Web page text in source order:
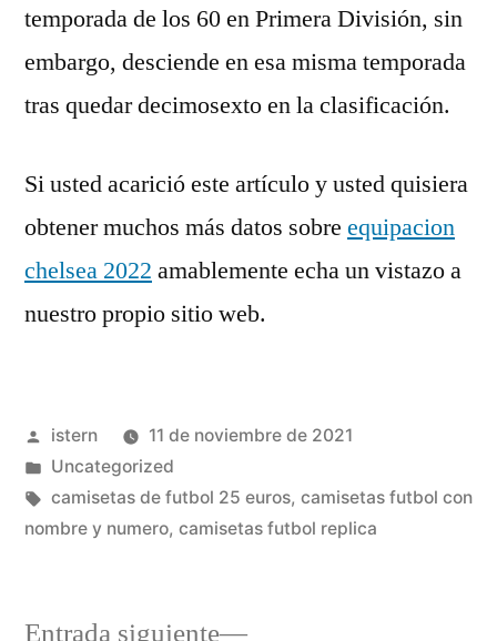
temporada de los 60 en Primera División, sin
embargo, desciende en esa misma temporada
tras quedar decimosexto en la clasificación.
Si usted acarició este artículo y usted quisiera
obtener muchos más datos sobre equipacion
chelsea 2022 amablemente echa un vistazo a
nuestro propio sitio web.
Publicado
por
istern
11 de noviembre de 2021
Publicado
en
Uncategorized
Etiquetas:
camisetas de futbol 25 euros, camisetas futbol con
nombre y numero, camisetas futbol replica
Entrada siguiente Entrada